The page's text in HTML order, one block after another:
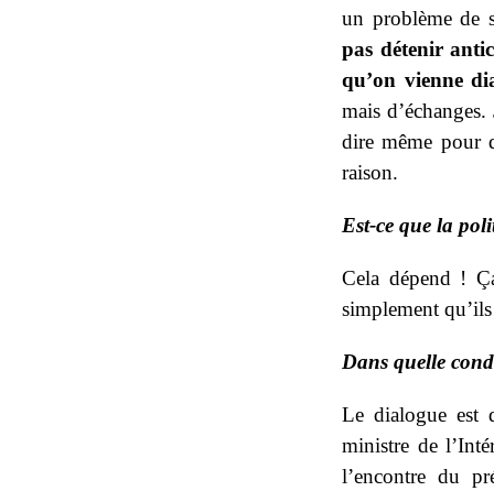
un problème de
pas détenir
qu’on vienne
mais
dire même pour
raison.
Est-ce que la
Cela dépend !
simplement
Dans quelle
Le dialogue est
ministre de
l’encontre du